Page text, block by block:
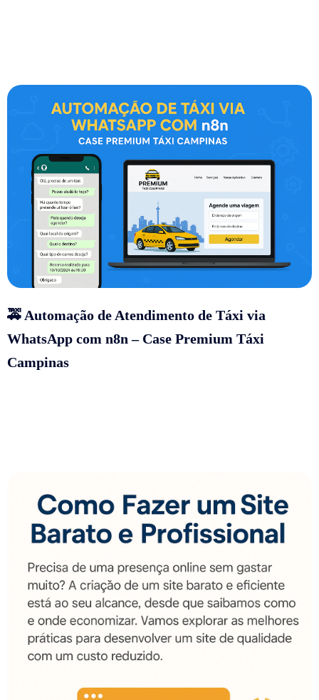
🚕 Automação de Atendimento de Táxi via
WhatsApp com n8n – Case Premium Táxi
Campinas